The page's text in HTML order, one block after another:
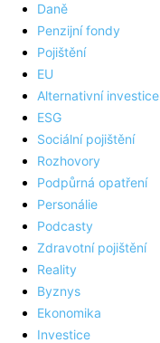
Daně
Penzijní fondy
Pojištění
EU
Alternativní investice
ESG
Sociální pojištění
Rozhovory
Podpůrná opatření
Personálie
Podcasty
Zdravotní pojištění
Reality
Byznys
Ekonomika
Investice